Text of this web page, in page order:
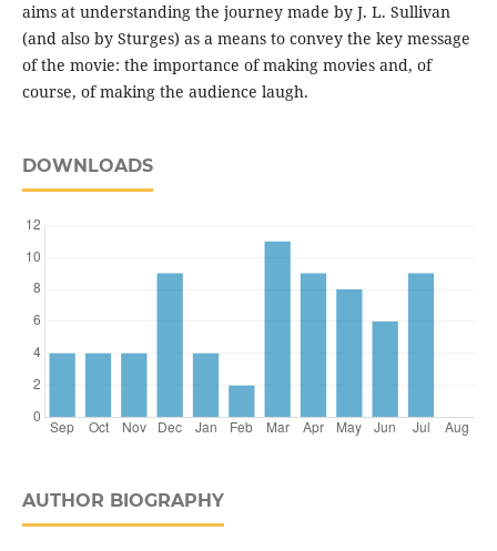
aims at understanding the journey made by J. L. Sullivan
(and also by Sturges) as a means to convey the key message
of the movie: the importance of making movies and, of
course, of making the audience laugh.
DOWNLOADS
AUTHOR BIOGRAPHY